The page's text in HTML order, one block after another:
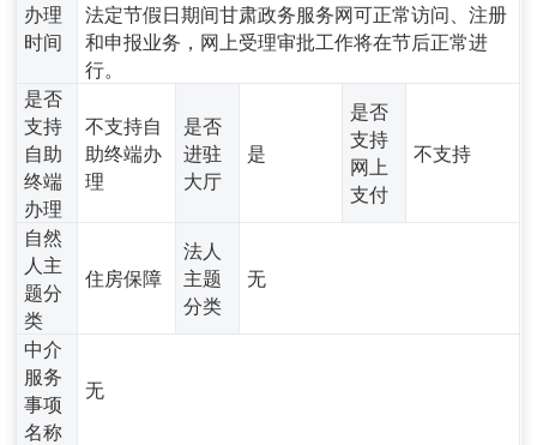
办理
时间
法定节假日期间甘肃政务服务网可正常访问、注册
和申报业务，网上受理审批工作将在节后正常进
行。
是否
支持
自助
终端
办理
不支持自
助终端办
理
是否
进驻
大厅
是
是否
支持
网上
支付
不支持
自然
人主
题分
类
住房保障
法人
主题
分类
无
中介
服务
事项
名称
无